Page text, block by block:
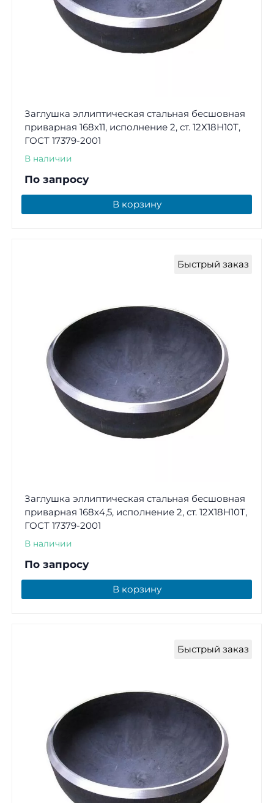
Заглушка эллиптическая стальная бесшовная
приварная 168х11, исполнение 2, ст. 12Х18Н10Т,
ГОСТ 17379-2001
В наличии
По запросу
В корзину
Быстрый заказ
Заглушка эллиптическая стальная бесшовная
приварная 168х4,5, исполнение 2, ст. 12Х18Н10Т,
ГОСТ 17379-2001
В наличии
По запросу
В корзину
Быстрый заказ